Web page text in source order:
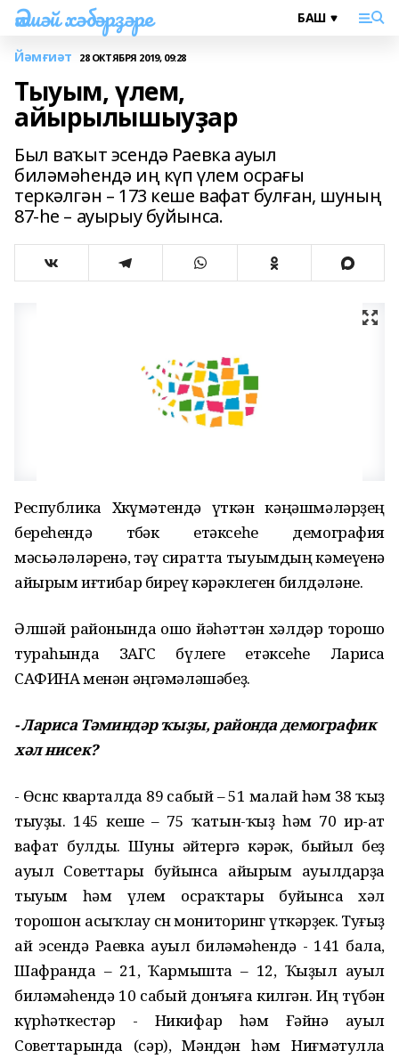
Әлшәй хәбәрҙәре
Йәмғиәт 28 ОКТЯБРЯ 2019, 09:28
Тыуым, үлем,
айырылышыуҙар
Был ваҡыт эсендә Раевка ауыл
биләмәһендә иң күп үлем осрағы
теркәлгән – 173 кеше вафат булған, шуның
87-һе – ауырыу буйынса.
Республика Хөкүмәтендә үткән кәңәшмәләрҙең
береһендә төбәк етәксеһе демография
мәсьәләләренә, тәү сиратта тыуымдың кәмеүенә
айырым иғтибар биреү кәрәклеген билдәләне.
Әлшәй районында ошо йәһәттән хәлдәр торошо
тураһында ЗАГС бүлеге етәксеһе Лариса
САФИНА менән әңгәмәләшәбеҙ.
- Лариса Тәминдәр ҡыҙы, районда демографик
хәл нисек?
- Өсөнсө кварталда 89 сабый – 51 малай һәм 38 ҡыҙ
тыуҙы. 145 кеше – 75 ҡатын-ҡыҙ һәм 70 ир-ат
вафат булды. Шуны әйтергә кәрәк, быйыл беҙ
ауыл Советтары буйынса айырым ауылдарҙа
тыуым һәм үлем осраҡтары буйынса хәл
торошон асыҡлау өсөн мониторинг үткәрҙек. Туғыҙ
ай эсендә Раевка ауыл биләмәһендә - 141 бала,
Шафранда – 21, Ҡармышта – 12, Ҡыҙыл ауыл
биләмәһендә 10 сабый донъяға килгән. Иң түбән
күрһәткестәр - Никифар һәм Ғәйнә ауыл
Советтарында (өсәр), Мәндән һәм Ниғмәтулла